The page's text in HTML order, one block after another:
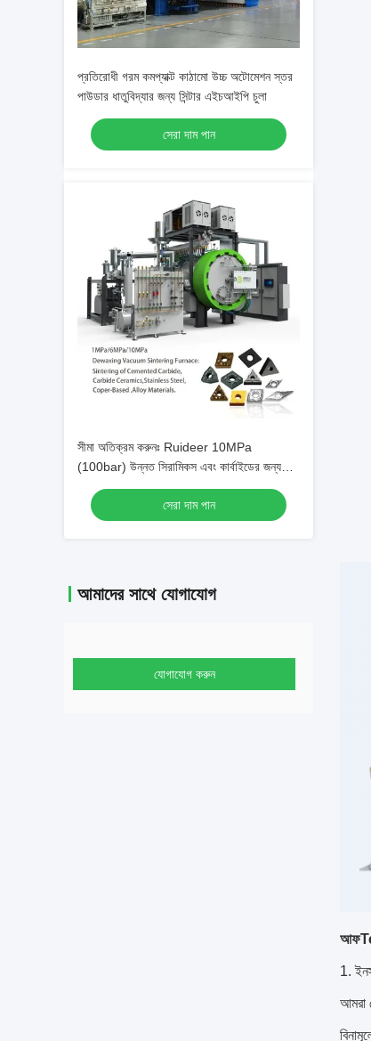
প্রতিরোধী গরম কমপ্যাক্ট কাঠামো উচ্চ অটোমেশন স্তর
পাউডার ধাতুবিদ্যার জন্য সিন্টার এইচআইপি চুলা
সেরা দাম পান
সীমা অতিক্রম করুনঃ Ruideer 10MPa
(100bar) উন্নত সিরামিকস এবং কার্বাইডের জন্য
সিন্টার-হাইপ ফার্নেস
সেরা দাম পান
আমাদের সাথে যোগাযোগ
যোগাযোগ করুন
আফ
1.
আমরা